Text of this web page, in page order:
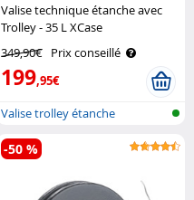
Valise technique étanche avec
Trolley - 35 L XCase
349,90€ Prix conseillé
199,95€
Valise trolley étanche
-50 %